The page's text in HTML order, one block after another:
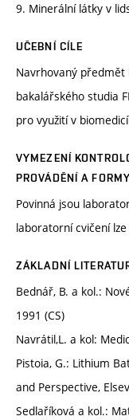
9. Minerální látky v
UČEBNÍ CÍLE
Navrhovaný
bakalářského studia
pro využití v
VYMEZENÍ
PROVÁDĚNÍ A
Povinná jsou
laboratorní cvičení
ZÁKLADNÍ
Bednář, B. a kol.:
1991 (CS)
Navrátil,L. a kol:
Pistoia, G.: Lithium
and Perspective,
Sedlaříková a kol.: